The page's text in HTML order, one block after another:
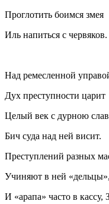
Проглотить боимся змея
Иль напиться с червяков.
Над ремесленной
Дух преступности царит
Целый век с дурною
Бич суда над ней висит.
Преступлений разных
Учиняют в ней «дельцы»,
И «арапа» часто в